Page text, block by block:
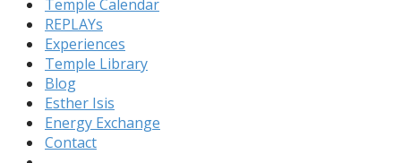
Temple Calendar
REPLAYs
Experiences
Temple Library
Blog
Esther Isis
Energy Exchange
Contact